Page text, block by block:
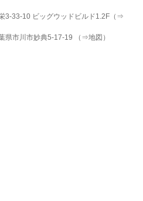
33-10 ビッグウッドビルド1.2F（⇒
県市川市妙典5-17-19 （⇒地図 ）